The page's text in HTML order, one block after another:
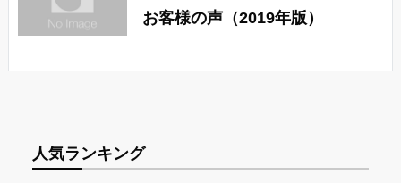
お客様の声（2019年版）
人気ランキング